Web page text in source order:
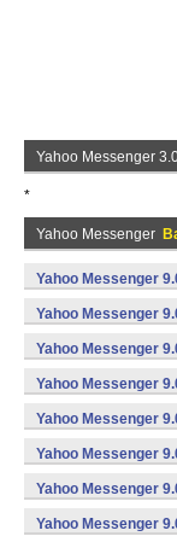
Yahoo Messenger
*
Yahoo Messenger
Yahoo Messenger
Yahoo Messenger
Yahoo Messenger
Yahoo Messenger
Yahoo Messenger
Yahoo Messenger
Yahoo Messenger
Yahoo Messenger